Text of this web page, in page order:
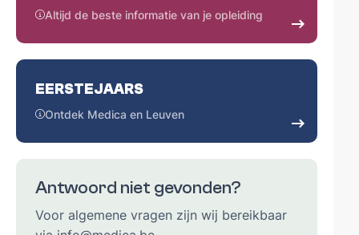
Altijd de beste informatie van je opleiding
EERSTEJAARS
Ontdek Medica en Leuven
Antwoord niet gevonden?
Voor algemene vragen zijn wij bereikbaar